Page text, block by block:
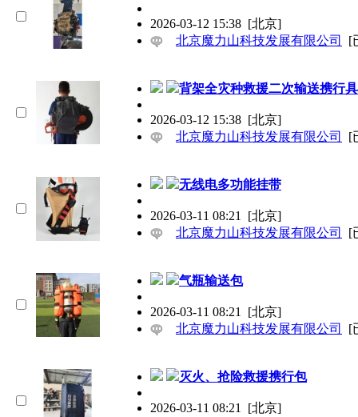
2026-03-12 15:38 [北京]
北京魔力山科技发展有限公司
[
背架全灾种救援二次输送携行具
2026-03-12 15:38 [北京]
北京魔力山科技发展有限公司
[
无线电多功能挂带
2026-03-11 08:21 [北京]
北京魔力山科技发展有限公司
[
气瓶输送包
2026-03-11 08:21 [北京]
北京魔力山科技发展有限公司
[
灭火、抢险救援携行包
2026-03-11 08:21 [北京]